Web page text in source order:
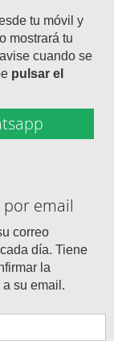
tu móvil y
mostrará tu
cuando se
pulsar el
email
correo
día. Tiene
la
su email.